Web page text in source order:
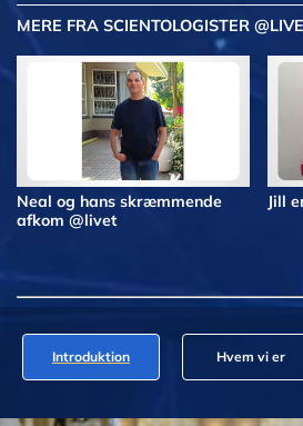
MERE FRA SCIENTOLOGISTER
Neal og hans skræmmende
afkom @livet
Jill
Introduktion Hvem vi er